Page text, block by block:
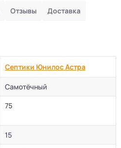
Отзывы Доставка
Септики Юнилос Астра
Самотёчный
75
15